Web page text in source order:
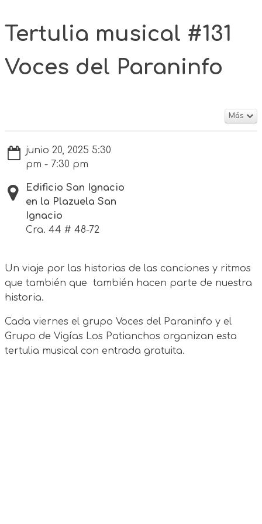
Tertulia musical #131
Voces del Paraninfo
Más
junio 20, 2025 5:30
pm - 7:30 pm
Edificio San Ignacio
en la Plazuela San
Ignacio
Cra. 44 # 48-72
Un viaje por las historias de las canciones y ritmos
que también que también hacen parte de nuestra
historia.
Cada viernes el grupo Voces del Paraninfo y el
Grupo de Vigías Los Patianchos organizan esta
tertulia musical con entrada gratuita.